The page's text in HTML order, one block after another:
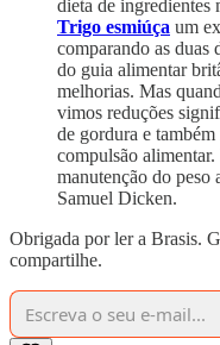
dieta de ingredientes
Trigo esmiúça um
comparando as duas
do guia alimentar
melhorias. Mas
vimos reduções
de gordura e
compulsão
manutenção do
Samuel Dicken.
Obrigada por ler a Brasis.
compartilhe.